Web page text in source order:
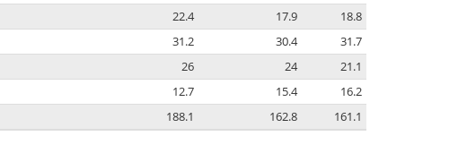
22.4 17.9
18.8
31.2 30.4
31.7
26 24
21.1
12.7 15.4
16.2
188.1 162.8 161.1